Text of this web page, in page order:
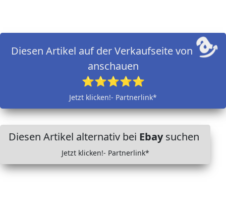
Diesen Artikel auf der Verkaufseite von
anschauen
⭐⭐⭐⭐⭐
Jetzt klicken!- Partnerlink*
Diesen Artikel alternativ bei Ebaysuchen
Jetzt klicken!- Partnerlink*